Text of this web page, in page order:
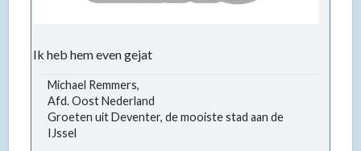
Ik heb hem even gejat
Michael Remmers,
Afd. Oost Nederland
Groeten uit Deventer, de mooiste stad aan de
IJssel